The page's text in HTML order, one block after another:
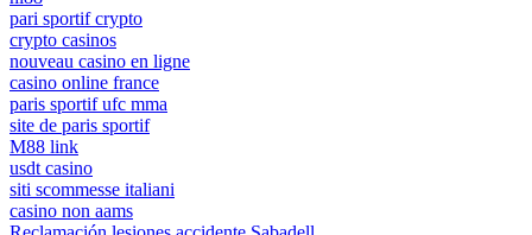
pari sportif crypto
crypto casinos
nouveau casino en ligne
casino online france
paris sportif ufc mma
site de paris sportif
M88 link
usdt casino
siti scommesse italiani
casino non aams